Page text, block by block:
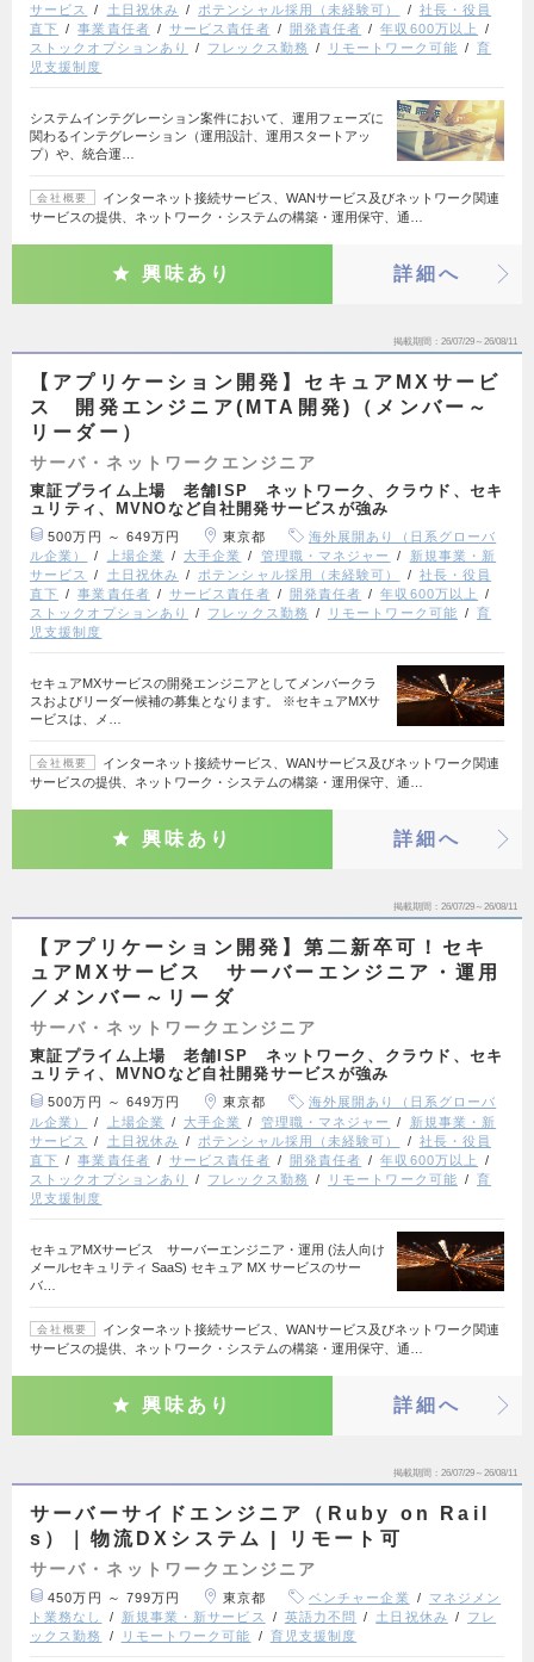
サービス
土日祝休み ポテンシャル採用（未経験可）
社長・役員
直下
事業責任者 サービス責任者 開発責任者
年収600万以上
ストックオプションあり
フレックス勤務 リモートワーク可能
育
児支援制度
システムインテグレーション案件において、運用フェーズに
関わるインテグレーション（運用設計、運用スタートアッ
プ）や、統合運…
会社概要
インターネット接続サービス、WANサービス及びネットワーク関連
サービスの提供、ネットワーク・システムの構築・運用保守、通…
興味あり 詳細へ
掲載期間 26/07/29～26/08/11
【アプリケーション開発】セキュアMXサービ
ス 開発エンジニア(MTA開発)（メンバー～
リーダー）
サーバ・ネットワークエンジニア
東証プライム上場 老舗ISP ネットワーク、クラウド、セキ
ュリティ、MVNOなど自社開発サービスが強み
500万円 ～ 649万円 東京都
海外展開あり（日系グローバ
ル企業）
上場企業 大手企業 管理職・マネジャー
新規事業・新
サービス
土日祝休み ポテンシャル採用（未経験可）
社長・役員
直下
事業責任者 サービス責任者 開発責任者
年収600万以上
ストックオプションあり
フレックス勤務 リモートワーク可能
育
児支援制度
セキュアMXサービスの開発エンジニアとしてメンバークラ
スおよびリーダー候補の募集となります。 ※セキュアMXサ
ービスは、メ…
会社概要
インターネット接続サービス、WANサービス及びネットワーク関連
サービスの提供、ネットワーク・システムの構築・運用保守、通…
興味あり 詳細へ
掲載期間 26/07/29～26/08/11
【アプリケーション開発】第二新卒可！セキ
ュアMXサービス サーバーエンジニア・運用
／メンバー～リーダ
サーバ・ネットワークエンジニア
東証プライム上場 老舗ISP ネットワーク、クラウド、セキ
ュリティ、MVNOなど自社開発サービスが強み
500万円 ～ 649万円 東京都
海外展開あり（日系グローバ
ル企業）
上場企業 大手企業 管理職・マネジャー
新規事業・新
サービス
土日祝休み ポテンシャル採用（未経験可）
社長・役員
直下
事業責任者 サービス責任者 開発責任者
年収600万以上
ストックオプションあり
フレックス勤務 リモートワーク可能
育
児支援制度
セキュアMXサービス サーバーエンジニア・運用 (法人向け
メールセキュリティ SaaS) セキュア MX サービスのサー
バ…
会社概要
インターネット接続サービス、WANサービス及びネットワーク関連
サービスの提供、ネットワーク・システムの構築・運用保守、通…
興味あり 詳細へ
掲載期間 26/07/29～26/08/11
サーバーサイドエンジニア（Ruby on Rail
s）｜物流DXシステム | リモート可
サーバ・ネットワークエンジニア
450万円 ～ 799万円 東京都 ベンチャー企業
マネジメン
ト業務なし
新規事業・新サービス 英語力不問 土日祝休み
フレ
ックス勤務
リモートワーク可能 育児支援制度